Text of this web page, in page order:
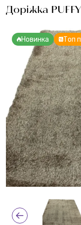
Доріжка
Новинка Топ